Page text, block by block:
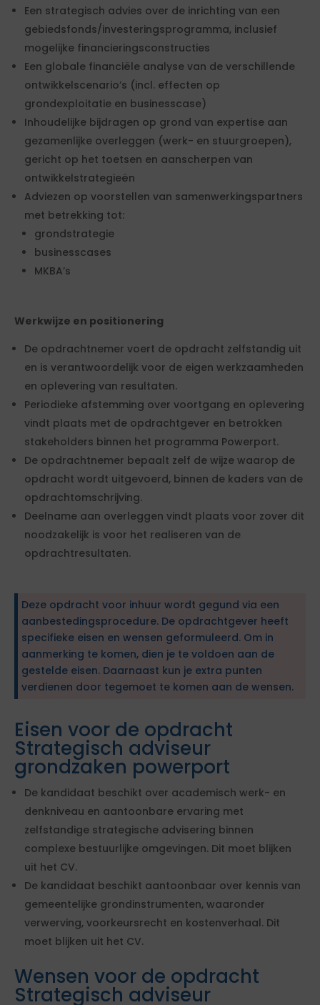
Een strategisch advies over de inrichting van een
gebiedsfonds/investeringsprogramma, inclusief
mogelijke financieringsconstructies
Een globale financiële analyse van de verschillende
ontwikkelscenario’s (incl. effecten op
grondexploitatie en businesscase)
Inhoudelijke bijdragen op grond van expertise aan
gezamenlijke overleggen (werk- en stuurgroepen),
gericht op het toetsen en aanscherpen van
ontwikkelstrategieën
Adviezen op voorstellen van samenwerkingspartners
met betrekking tot:
grondstrategie
businesscases
MKBA’s
Werkwijze en positionering
De opdrachtnemer voert de opdracht zelfstandig uit
en is verantwoordelijk voor de eigen werkzaamheden
en oplevering van resultaten.
Periodieke afstemming over voortgang en oplevering
vindt plaats met de opdrachtgever en betrokken
stakeholders binnen het programma Powerport.
De opdrachtnemer bepaalt zelf de wijze waarop de
opdracht wordt uitgevoerd, binnen de kaders van de
opdrachtomschrijving.
Deelname aan overleggen vindt plaats voor zover dit
noodzakelijk is voor het realiseren van de
opdrachtresultaten.
Deze opdracht voor inhuur wordt gegund via een
aanbestedingsprocedure. De opdrachtgever heeft
specifieke eisen en wensen geformuleerd. Om in
aanmerking te komen, dien je te voldoen aan de
gestelde eisen. Daarnaast kun je extra punten
verdienen door tegemoet te komen aan de wensen.
Eisen voor de opdracht
Strategisch adviseur
grondzaken powerport
De kandidaat beschikt over academisch werk- en
denkniveau en aantoonbare ervaring met
zelfstandige strategische advisering binnen
complexe bestuurlijke omgevingen. Dit moet blijken
uit het CV.
De kandidaat beschikt aantoonbaar over kennis van
gemeentelijke grondinstrumenten, waaronder
verwerving, voorkeursrecht en kostenverhaal. Dit
moet blijken uit het CV.
Wensen voor de opdracht
Strategisch adviseur